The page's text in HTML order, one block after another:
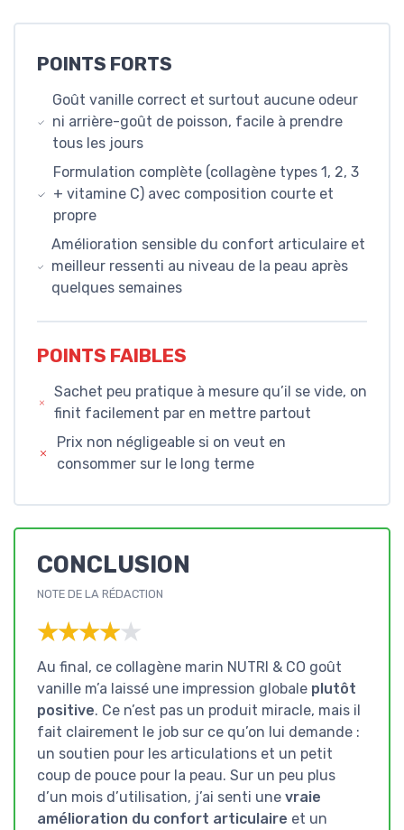
POINTS FORTS
Goût vanille correct et surtout aucune odeur
ni arrière-goût de poisson, facile à prendre
tous les jours
Formulation complète (collagène types 1, 2, 3
+ vitamine C) avec composition courte et
propre
Amélioration sensible du confort articulaire et
meilleur ressenti au niveau de la peau après
quelques semaines
POINTS FAIBLES
Sachet peu pratique à mesure qu’il se vide, on
finit facilement par en mettre partout
Prix non négligeable si on veut en
consommer sur le long terme
CONCLUSION
NOTE DE LA RÉDACTION
★★★★★
★★★★★
Au final, ce collagène marin NUTRI & CO goût
vanille m’a laissé une impression globale plutôt
positive. Ce n’est pas un produit miracle, mais il
fait clairement le job sur ce qu’on lui demande :
un soutien pour les articulations et un petit
coup de pouce pour la peau. Sur un peu plus
d’un mois d’utilisation, j’ai senti une vraie
amélioration du confort articulaire et un